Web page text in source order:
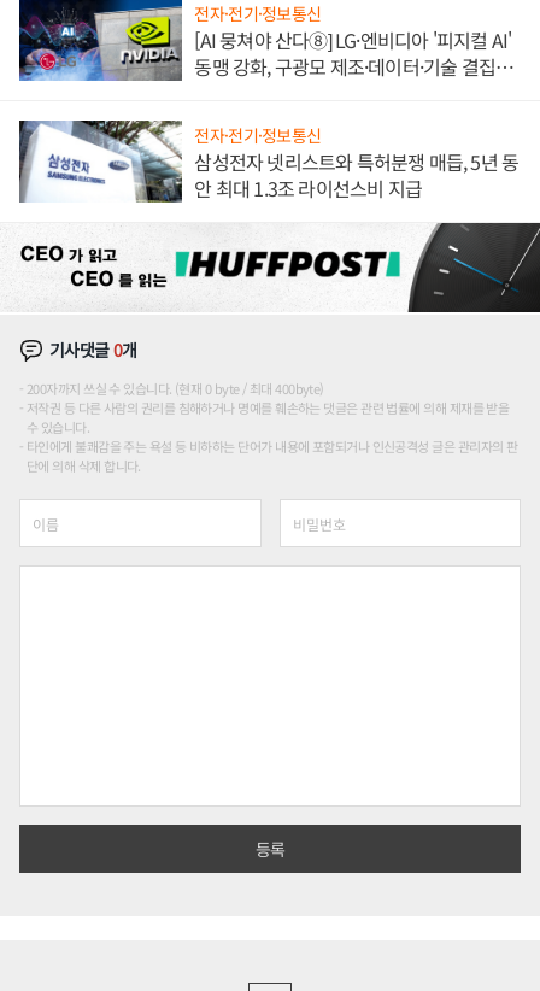
전자·전기·정보통신
[AI 뭉쳐야 산다⑧] LG·엔비디아 '피지컬 AI'
동맹 강화, 구광모 제조·데이터·기술 결집
전자·전기·정보통신
삼성전자 넷리스트와 특허분쟁 매듭, 5년 동
안 최대 1.3조 라이선스비 지급
기사댓글0개
200자까지 쓰실 수 있습니다. (현재 0 byte / 최대 400byte)
저작권 등 다른 사람의 권리를 침해하거나 명예를 훼손하는 댓글은 관련 법률에 의해 제재를 받을
수 있습니다.
타인에게 불쾌감을 주는 욕설 등 비하하는 단어가 내용에 포함되거나 인신공격성 글은 관리자의 판
단에 의해 삭제 합니다.